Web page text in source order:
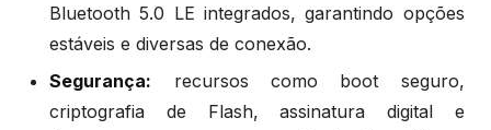
Bluetooth 5.0 LE integrados, garantindo opções
estáveis e diversas de conexão.
Segurança: recursos como boot seguro,
criptografia de Flash, assinatura digital e